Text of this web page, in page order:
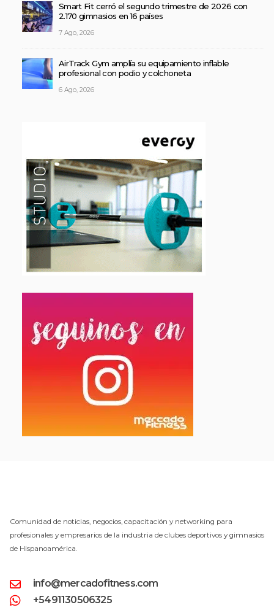
Smart Fit cerró el segundo trimestre de 2026 con
2.170 gimnasios en 16 países
7 Ago, 2026
AirTrack Gym amplía su equipamiento inflable
profesional con podio y colchoneta
6 Ago, 2026
Comunidad de noticias, negocios, capacitación y networking para
profesionales y empresarios de la industria de clubes deportivos y gimnasios
de Hispanoamérica.
info@mercadofitness.com
+5491130506325